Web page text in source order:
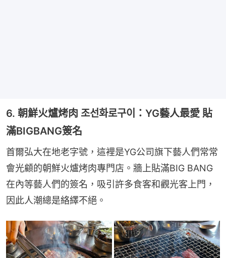
6. 朝鮮火爐烤肉 조선화로구이：YG藝人最愛 貼
滿BIGBANG簽名
首爾弘大在地老字號，這裡是YG公司旗下藝人們常常
會光顧的朝鮮火爐烤肉專門店。牆上貼滿BIG BANG
在內等藝人們的簽名，吸引許多食客和觀光客上門，
因此人潮總是絡繹不絕。